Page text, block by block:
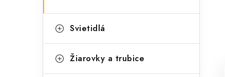
Svietidlá
Žiarovky a trubice